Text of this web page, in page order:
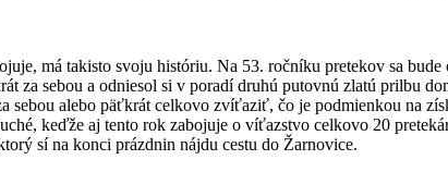
má takisto svoju históriu. Na 53. ročníku pretekov sa
za sebou a odniesol si v poradí druhú putovnú zlatú prilbu
sebou alebo päťkrát celkovo zvíťaziť, čo je podmienkou na
keďže aj tento rok zabojuje o víťazstvo celkovo 20
sí na konci prázdnin nájdu cestu do Žarnovice.